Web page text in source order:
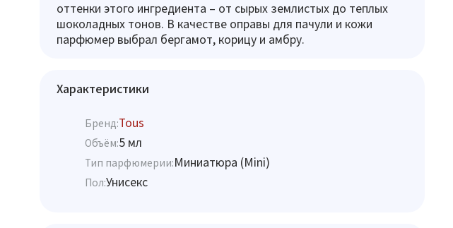
оттенки этого ингредиента – от сырых землистых до теплых
шоколадных тонов. В качестве оправы для пачули и кожи
парфюмер выбрал бергамот, корицу и амбру.
Характеристики
Бренд:Tous
Объём:5 мл
Тип парфюмерии:Миниатюра (Mini)
Пол:Унисекс